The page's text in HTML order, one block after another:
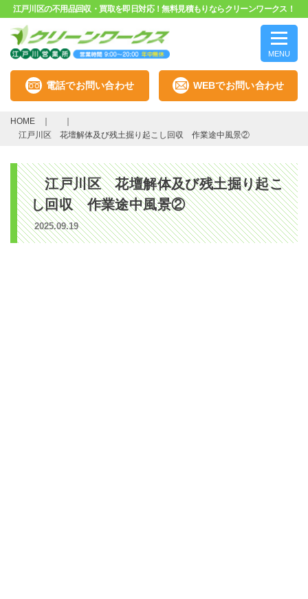
江戸川区の不用品回収・買取を即日対応！無料見積もりならクリーンワークス！
MENU
電話でお問い合わせ WEBでお問い合わせ
HOME
江戸川区 花壇解体及び残土掘り起こし回収 作業途中風景②
江戸川区 花壇解体及び残土掘り起こ
し回収 作業途中風景②
2025.09.19